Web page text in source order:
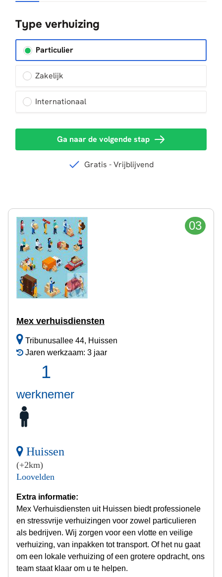
03
Mex verhuisdiensten
Tribunusallee 44, Huissen
Jaren werkzaam: 3 jaar
1
werknemer
Huissen
(+2km)
Loovelden
Extra informatie:
Mex Verhuisdiensten uit Huissen biedt professionele
en stressvrije verhuizingen voor zowel particulieren
als bedrijven. Wij zorgen voor een vlotte en veilige
verhuizing, van inpakken tot transport. Of het nu gaat
om een lokale verhuizing of een grotere opdracht, ons
team staat klaar om u te helpen.